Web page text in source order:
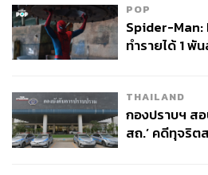
POP
Spider-Man:
ทำรายได้ 1 พั
THAILAND
กองปราบฯ ส
สถ.’ คดีทุจริต